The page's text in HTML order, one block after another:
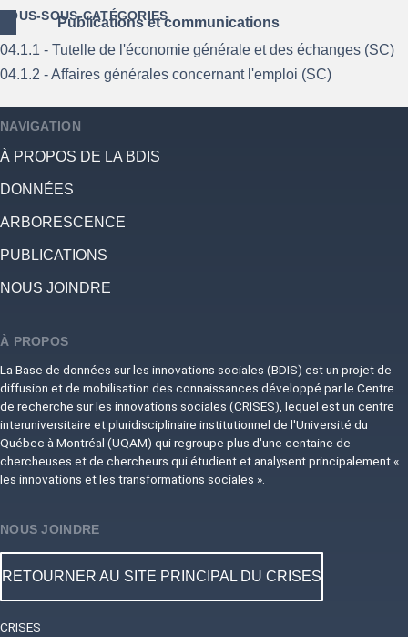
Publications et communications
SOUS-SOUS-CATÉGORIES
04.1.1 - Tutelle de l'économie générale et des échanges (SC)
04.1.2 - Affaires générales concernant l'emploi (SC)
NAVIGATION
À PROPOS DE LA BDIS
DONNÉES
ARBORESCENCE
PUBLICATIONS
NOUS JOINDRE
À PROPOS
La Base de données sur les innovations sociales (BDIS) est un projet de
diffusion et de mobilisation des connaissances développé par le Centre
de recherche sur les innovations sociales (CRISES), lequel est un centre
interuniversitaire et pluridisciplinaire institutionnel de l'Université du
Québec à Montréal (UQAM) qui regroupe plus d'une centaine de
chercheuses et de chercheurs qui étudient et analysent principalement «
les innovations et les transformations sociales ».
NOUS JOINDRE
RETOURNER AU SITE PRINCIPAL DU CRISES
CRISES